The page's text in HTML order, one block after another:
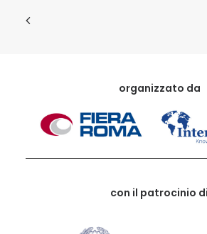
organizzato da
con il patrocinio di